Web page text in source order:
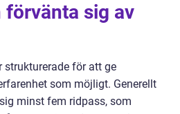
förvänta sig av
strukturerade för att ge
som möjligt. Generellt
minst fem ridpass, som